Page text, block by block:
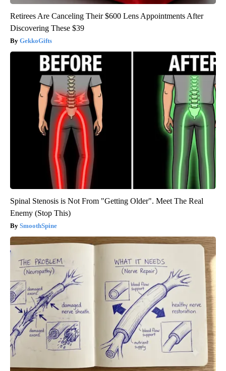
Retirees Are Canceling Their $600 Lens Appointments After
Discovering These $39
GekkoGifts
Spinal Stenosis is Not From "Getting Older". Meet The Real
Enemy (Stop This)
SmoothSpine